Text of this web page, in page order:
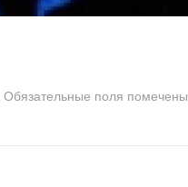
Обязательные поля помечены